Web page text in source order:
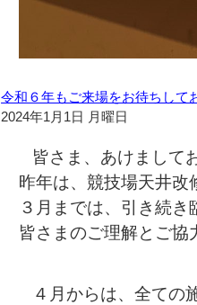
令和６年もご来場をお待ちして
2024年1月1日 月曜日
皆さま、あけまして
昨年は、競技場天井改
３月までは、引き続
皆さまのご理解とご
４月からは、全ての